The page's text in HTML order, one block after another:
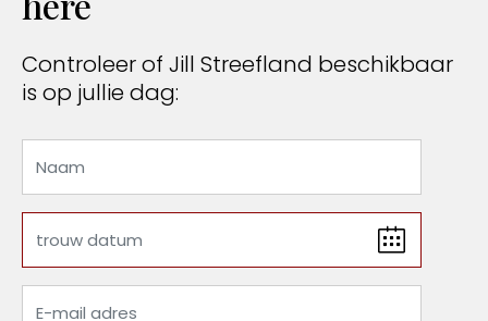
Controleer of Jill Streefland beschikbaar
is op jullie dag: